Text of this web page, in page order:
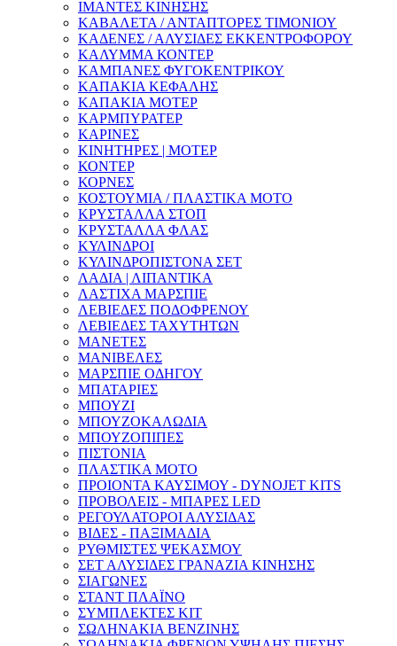
ΙΜΑΝΤΕΣ ΚΙΝΗΣΗΣ
ΚΑΒΑΛΕΤΑ / ΑΝΤΑΠΤΟΡΕΣ ΤΙΜΟΝΙΟΥ
ΚΑΔΕΝΕΣ / ΑΛΥΣΙΔΕΣ ΕΚΚΕΝΤΡΟΦΟΡΟΥ
ΚΑΛΥΜΜΑ ΚΟΝΤΕΡ
ΚΑΜΠΑΝΕΣ ΦΥΓΟΚΕΝΤΡΙΚΟΥ
ΚΑΠΑΚΙΑ ΚΕΦΑΛΗΣ
ΚΑΠΑΚΙΑ ΜΟΤΕΡ
ΚΑΡΜΠΥΡΑΤΕΡ
ΚΑΡΙΝΕΣ
ΚΙΝΗΤΗΡΕΣ | ΜΟΤΕΡ
ΚΟΝΤΕΡ
ΚΟΡΝΕΣ
ΚΟΣΤΟΥΜΙΑ / ΠΛΑΣΤΙΚΑ ΜΟΤΟ
ΚΡΥΣΤΑΛΛΑ ΣΤΟΠ
ΚΡΥΣΤΑΛΛΑ ΦΛΑΣ
ΚΥΛΙΝΔΡΟΙ
ΚΥΛΙΝΔΡΟΠΙΣΤΟΝΑ ΣΕΤ
ΛΑΔΙΑ | ΛΙΠΑΝΤΙΚΑ
ΛΑΣΤΙΧΑ ΜΑΡΣΠΙΕ
ΛΕΒΙΕΔΕΣ ΠΟΔΟΦΡΕΝΟΥ
ΛΕΒΙΕΔΕΣ ΤΑΧΥΤΗΤΩΝ
ΜΑΝΕΤΕΣ
ΜΑΝΙΒΕΛΕΣ
ΜΑΡΣΠΙΕ ΟΔΗΓΟΥ
ΜΠΑΤΑΡΙΕΣ
ΜΠΟΥΖΙ
ΜΠΟΥΖΟΚΑΛΩΔΙΑ
ΜΠΟΥΖΟΠΙΠΕΣ
ΠΙΣΤΟΝΙΑ
ΠΛΑΣΤΙΚΑ ΜΟΤΟ
ΠΡΟΙΟΝΤΑ ΚΑΥΣΙΜΟΥ - DYNOJET KITS
ΠΡΟΒΟΛΕΙΣ - ΜΠΑΡΕΣ LED
ΡΕΓΟΥΛΑΤΟΡΟΙ ΑΛΥΣΙΔΑΣ
ΒΙΔΕΣ - ΠΑΞΙΜΑΔΙΑ
ΡΥΘΜΙΣΤΕΣ ΨΕΚΑΣΜΟΥ
ΣΕΤ ΑΛΥΣΙΔΕΣ ΓΡΑΝΑΖΙΑ ΚΙΝΗΣΗΣ
ΣΙΑΓΩΝΕΣ
ΣΤΑΝΤ ΠΛΑΪΝΟ
ΣΥΜΠΛΕΚΤΕΣ ΚΙΤ
ΣΩΛΗΝΑΚΙΑ ΒΕΝΖΙΝΗΣ